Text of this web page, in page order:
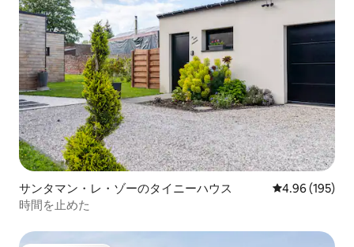
サンタマン・レ・ゾーのタイニーハウス レビュー195
4.96 (195)
時間を止めた